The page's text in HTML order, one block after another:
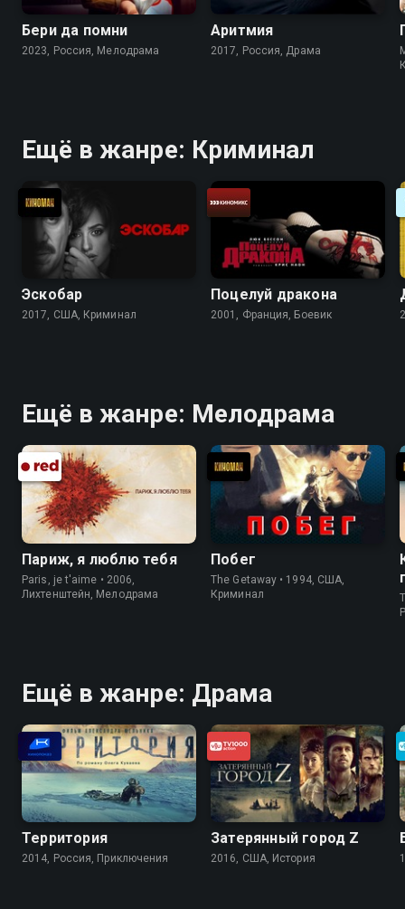
Бери да помни
2023, Россия, Мелодрама
Аритмия
2017, Россия, Драма
Ещё в жанре: Криминал
Эскобар
2017, США, Криминал
Поцелуй дракона
2001, Франция, Боевик
Ещё в жанре: Мелодрама
Париж, я люблю тебя
Paris, je t'aime • 2006,
Лихтенштейн, Мелодрама
Побег
The Getaway • 1994, США,
Криминал
Ещё в жанре: Драма
Территория
2014, Россия, Приключения
Затерянный город Z
2016, США, История